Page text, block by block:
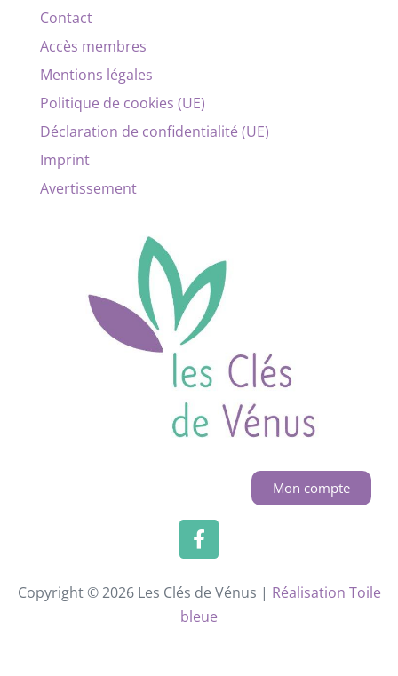
Contact
Accès membres
Mentions légales
Politique de cookies (UE)
Déclaration de confidentialité (UE)
Imprint
Avertissement
Mon compte
Copyright © 2026 Les Clés de Vénus | Réalisation Toile
bleue